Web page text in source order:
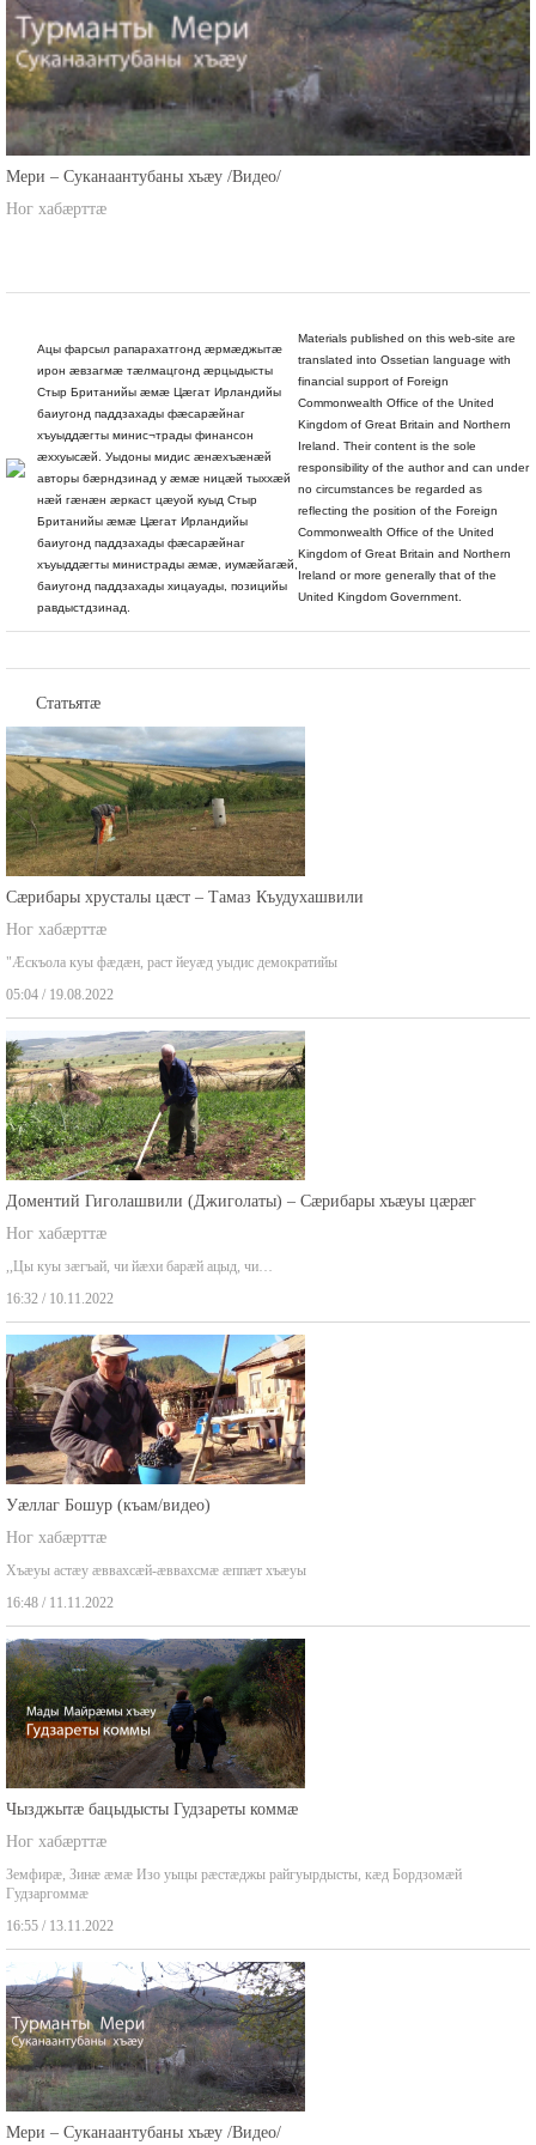
Мери – Суканаантубаны хъæу /Видео/
Ног хабæрттæ
Ацы фарсыл рапарахатгонд æрмæджытæ
ирон æвзагмæ тæлмацгонд æрцыдысты
Стыр Британийы æмæ Цæгат Ирландийы
баиугонд паддзахады фæсарæйнаг
хъуыддæгты минис¬трады финансон
æххуысæй. Уыдоны мидис æнæхъæнæй
авторы бæрндзинад у æмæ ницæй тыххæй
нæй гæнæн æркаст цæуой куыд Стыр
Британийы æмæ Цæгат Ирландийы
баиугонд паддзахады фæсарæйнаг
хъуыддæгты министрады æмæ, иумæйагæй,
баиугонд паддзахады хицауады, позицийы
равдыстдзинад.
Materials published on this web-site are
translated into Ossetian language with
financial support of Foreign
Commonwealth Office of the United
Kingdom of Great Britain and Northern
Ireland. Their content is the sole
responsibility of the author and can under
no circumstances be regarded as
reflecting the position of the Foreign
Commonwealth Office of the United
Kingdom of Great Britain and Northern
Ireland or more generally that of the
United Kingdom Government.
Статьятæ
Сæрибары хрусталы цæст – Тамаз Къудухашвили
Ног хабæрттæ
"Æскъола куы фæдæн, раст йеуæд уыдис демократийы
05:04 / 19.08.2022
Доментий Гиголашвили (Джиголаты) – Сæрибары хъæуы цæрæг
Ног хабæрттæ
,,Цы куы зæгъай, чи йæхи барæй ацыд, чи…
16:32 / 10.11.2022
Уæллаг Бошур (къам/видео)
Ног хабæрттæ
Хъæуы астæу æввахсæй-æввахсмæ æппæт хъæуы
16:48 / 11.11.2022
Чызджытæ бацыдысты Гудзареты коммæ
Ног хабæрттæ
Земфирæ, Зинæ æмæ Изо уыцы рæстæджы райгуырдысты, кæд Бордзомæй
Гудзаргоммæ
16:55 / 13.11.2022
Мери – Суканаантубаны хъæу /Видео/